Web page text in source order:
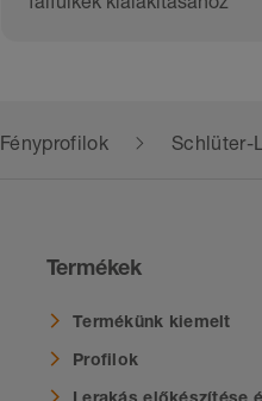
Fényprofilok Schlüter-
Termékek
Termékünk kiemelt
Profilok
Lerakás előkészítése